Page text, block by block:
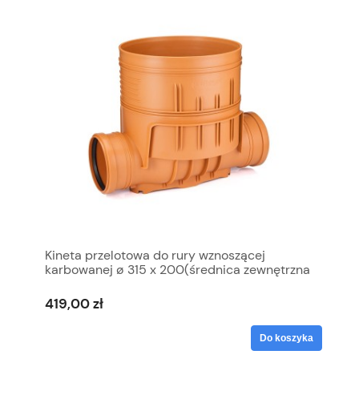
Kineta przelotowa do rury wznoszącej
karbowanej ø 315 x 200(średnica zewnętrzna
419,00 zł
Do koszyka